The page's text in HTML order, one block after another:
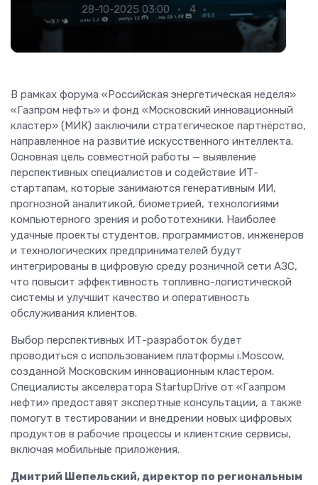
28-10-2025 03:00 4
В рамках форума «Российская энергетическая неделя»
«Газпром нефть» и фонд «Московский инновационный
кластер» (МИК) заключили стратегическое партнёрство,
направленное на развитие искусственного интеллекта.
Основная цель совместной работы — выявление
перспективных специалистов и содействие ИТ-
стартапам, которые занимаются генеративным ИИ,
прогнозной аналитикой, биометрией, технологиями
компьютерного зрения и робототехники. Наиболее
удачные проекты студентов, программистов, инженеров
и технологических предпринимателей будут
интегрированы в цифровую среду розничной сети АЗС,
что повысит эффективность топливно-логистической
системы и улучшит качество и оперативность
обслуживания клиентов.
Выбор перспективных ИТ-разработок будет
проводиться с использованием платформы i.Moscow,
созданной Московским инновационным кластером.
Специалисты акселератора StartupDrive от «Газпром
нефти» предоставят экспертные консультации, а также
помогут в тестировании и внедрении новых цифровых
продуктов в рабочие процессы и клиентские сервисы,
включая мобильные приложения.
Дмитрий Шепельский, директор по региональным